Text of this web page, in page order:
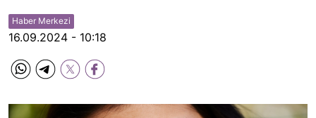
Haber Merkezi
16.09.2024 - 10:18